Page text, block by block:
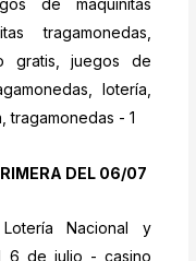
DEL 06/07